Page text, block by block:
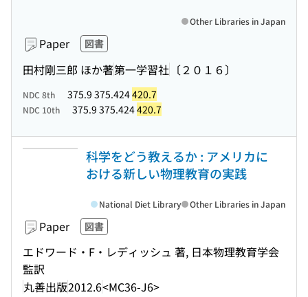
Paper 図書
田村剛三郎 ほか著第一学習社 〔２０１６〕
Other Libraries in Japan
NDC 8th 375.9 375.424420.7
NDC 10th 375.9 375.424420.7
科学をどう教えるか : アメリカに
おける新しい物理教育の実践
Paper 図書
エドワード・F・レディッシュ 著, 日本物理教育学会
監訳
丸善出版2012.6<MC36-J6>
National Diet Library Other Libraries in Japan